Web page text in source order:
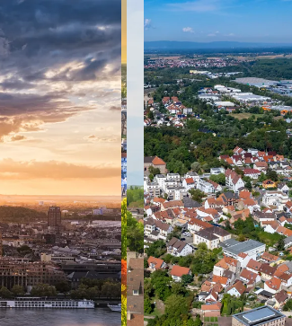
Nutzungserlebnis zu servieren und dieses
Sie Ihre persönlichen Präferenzen festlegen.